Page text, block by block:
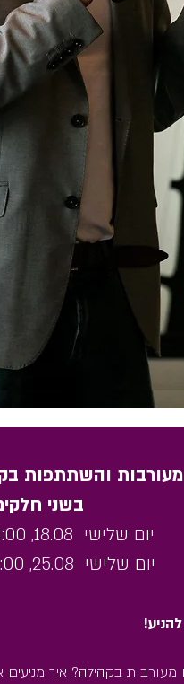
והשתתפות
יום שלישי 18.08, 18:00 - 21:00
יום שלישי 25.08, 18:00 - 21:00
מעורבות בקהילה? איך